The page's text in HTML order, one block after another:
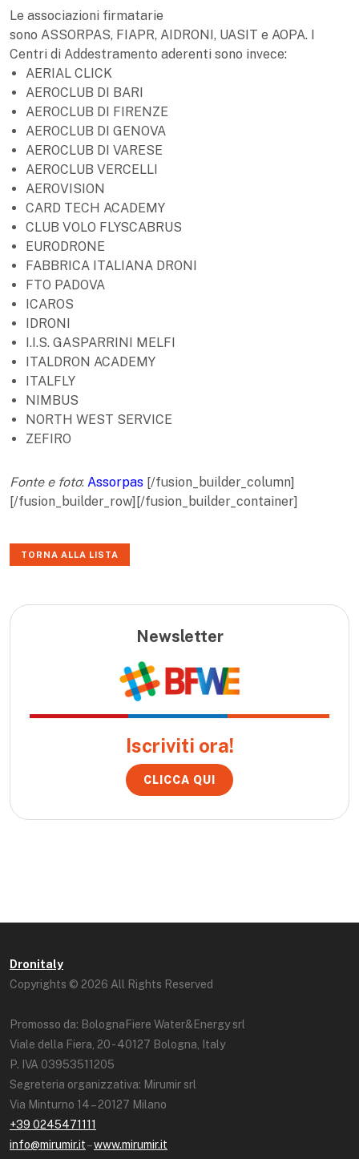
Le associazioni firmatarie
sono ASSORPAS, FIAPR, AIDRONI, UASIT e AOPA. I
Centri di Addestramento aderenti sono invece:
AERIAL CLICK
AEROCLUB DI BARI
AEROCLUB DI FIRENZE
AEROCLUB DI GENOVA
AEROCLUB DI VARESE
AEROCLUB VERCELLI
AEROVISION
CARD TECH ACADEMY
CLUB VOLO FLYSCABRUS
EURODRONE
FABBRICA ITALIANA DRONI
FTO PADOVA
ICAROS
IDRONI
I.I.S. GASPARRINI MELFI
ITALDRON ACADEMY
ITALFLY
NIMBUS
NORTH WEST SERVICE
ZEFIRO
Fonte e foto: Assorpas [/fusion_builder_column]
[/fusion_builder_row][/fusion_builder_container]
TORNA ALLA LISTA
Newsletter
Iscriviti ora!
CLICCA QUI
Dronitaly
Copyrights © 2026 All Rights Reserved
Promosso da: BolognaFiere Water&Energy srl
Viale della Fiera, 20 - 40127 Bologna, Italy
P. IVA 03953511205
Segreteria organizzativa: Mirumir srl
Via Minturno 14 – 20127 Milano
+39 0245471111
info@mirumir.it–www.mirumir.it